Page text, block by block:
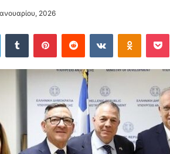
2026
LinkedInTumblr PinterestReddit VKontakte